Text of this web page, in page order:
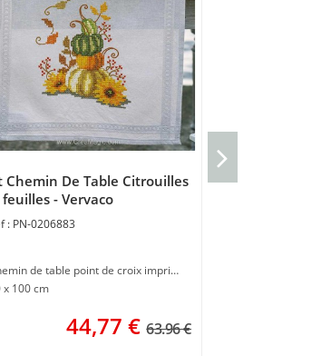
Chemin De Table Citrouilles
- Vervaco
PN-0206883
Chemin de table point de croix imprimé
x 100 cm
44,77 € 63.96 €